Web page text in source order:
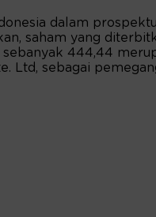
dalam
saham yang
sebanyak 444,44
Ltd, sebagai